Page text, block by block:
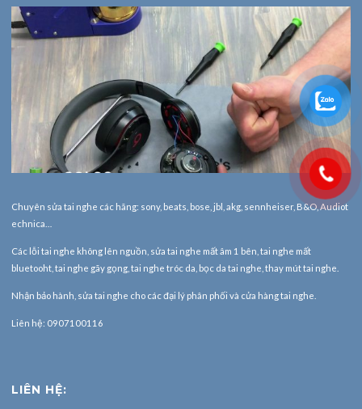
Chuyên sửa tai nghe các hãng: sony, beats, bose, jbl, akg, sennheiser, B&O, Audiot
echnica…
Các lỗi tai nghe không lên nguồn, sửa tai nghe mất âm 1 bên, tai nghe mất
bluetooht, tai nghe gãy gọng, tai nghe tróc da, bọc da tai nghe, thay mút tai nghe.
Nhận bảo hành, sửa tai nghe cho các đại lý phân phối và cửa hàng tai nghe.
Liên hệ: 0907100116
LIÊN HỆ: